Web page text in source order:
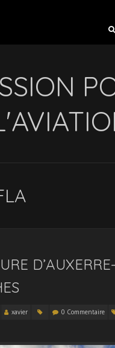
D’AUXERRE-
xavier 0 Commentaire